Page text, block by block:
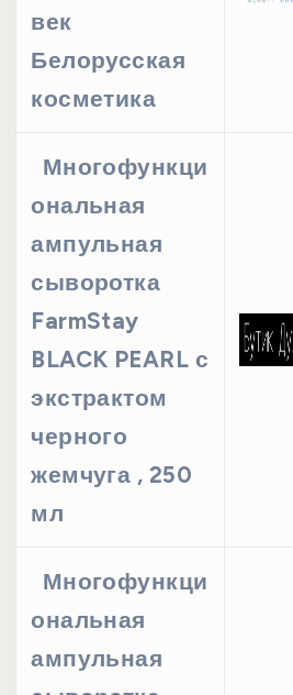
век
Белорусская
косметика
Многофункци
ональная
ампульная
сыворотка
FarmStay
BLACK PEARL с
экстрактом
черного
жемчуга , 250
мл
Многофункци
ональная
ампульная